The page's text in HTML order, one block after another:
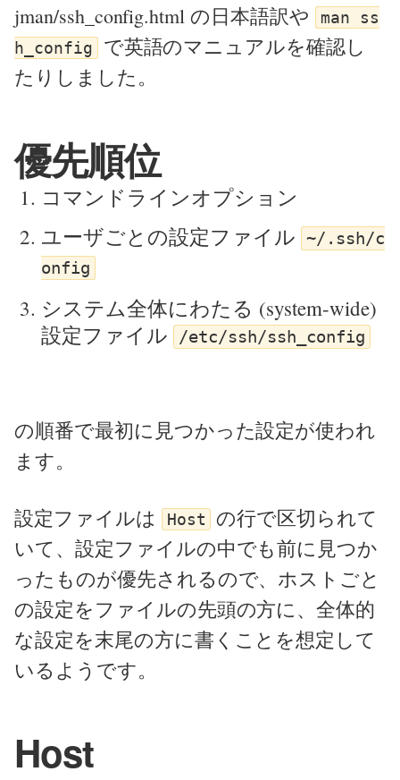
jman/ssh_config.html の日本語訳や
man ss
h_config で英語のマニュアルを確認し
たりしました。
優先順位
コマンドラインオプション
ユーザごとの設定ファイル ~/.ssh/c
onfig
システム全体にわたる (system-wide)
設定ファイル
/etc/ssh/ssh_config
の順番で最初に見つかった設定が使われ
ます。
設定ファイルは Host
の行で区切られて
いて、設定ファイルの中でも前に見つか
ったものが優先されるので、ホストごと
の設定をファイルの先頭の方に、全体的
な設定を末尾の方に書くことを想定して
いるようです。
Host